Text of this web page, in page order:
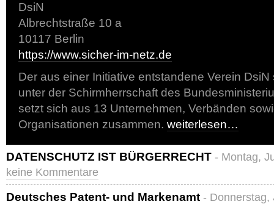
DsiN
Albrechtstraße 10 a
10117 Berlin
https://www.sicher-im-netz.de
Der aus einer Initiative entstandene Verein
unter der Schirmherrschaft des
setzt sich aus 13 Unternehmen, Verbänden
Organisationen zusammen. weiterlesen…
DATENSCHUTZ IST BÜRGERRECHT - Montag,
keine Kommentare
Deutsches Patent- und Markenamt -